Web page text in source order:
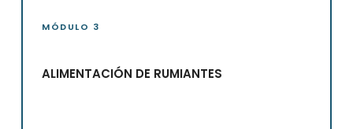
MÓDULO 3
ALIMENTACIÓN DE RUMIANTES